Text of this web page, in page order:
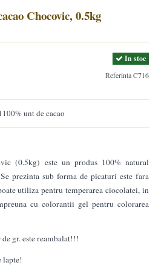
Chocovic, 0.5kg
ReferintaC716
In stoc
unt de cacao
(0.5kg) este un produs 100% natural
prezinta sub forma de picaturi este fara
utiliza pentru temperarea ciocolatei, in
cu colorantii gel pentru colorarea
gr. este reambalat!!!
lapte!